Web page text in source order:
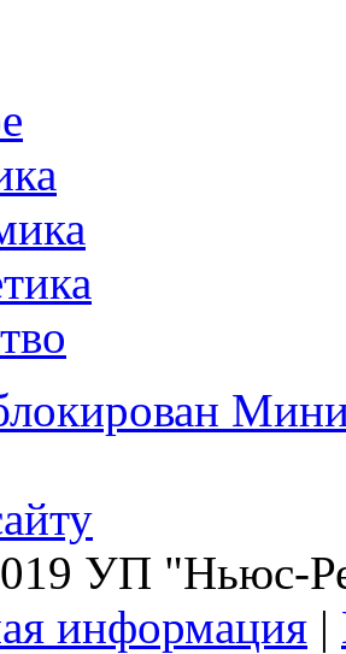
УП "Ньюс-
информация |